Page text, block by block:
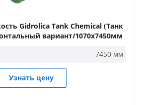
Gidrolica Tank Chemical (Танк
вариант/1070х7450мм
7450 мм
Узнать цену